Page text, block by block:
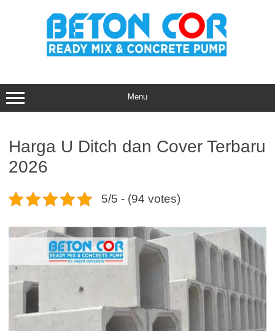
Menu
Harga U Ditch dan Cover Terbaru
2026
5/5 - (94 votes)